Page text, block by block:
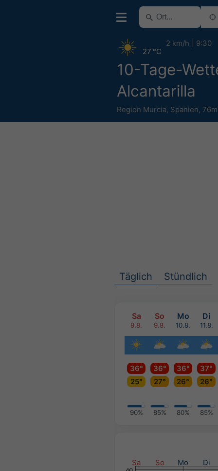
10-Tage-
Alcantarilla
Region Murcia, Spanien,
27 °C
2 km/h 9:30
Täglich Stündlich
Sa So Mo Di
8.8. 9.8. 10.8. 11.8.
36° 36° 36°
37°
25°
27° 26° 26°
90% 85% 80% 85%
Sa So Mo Di